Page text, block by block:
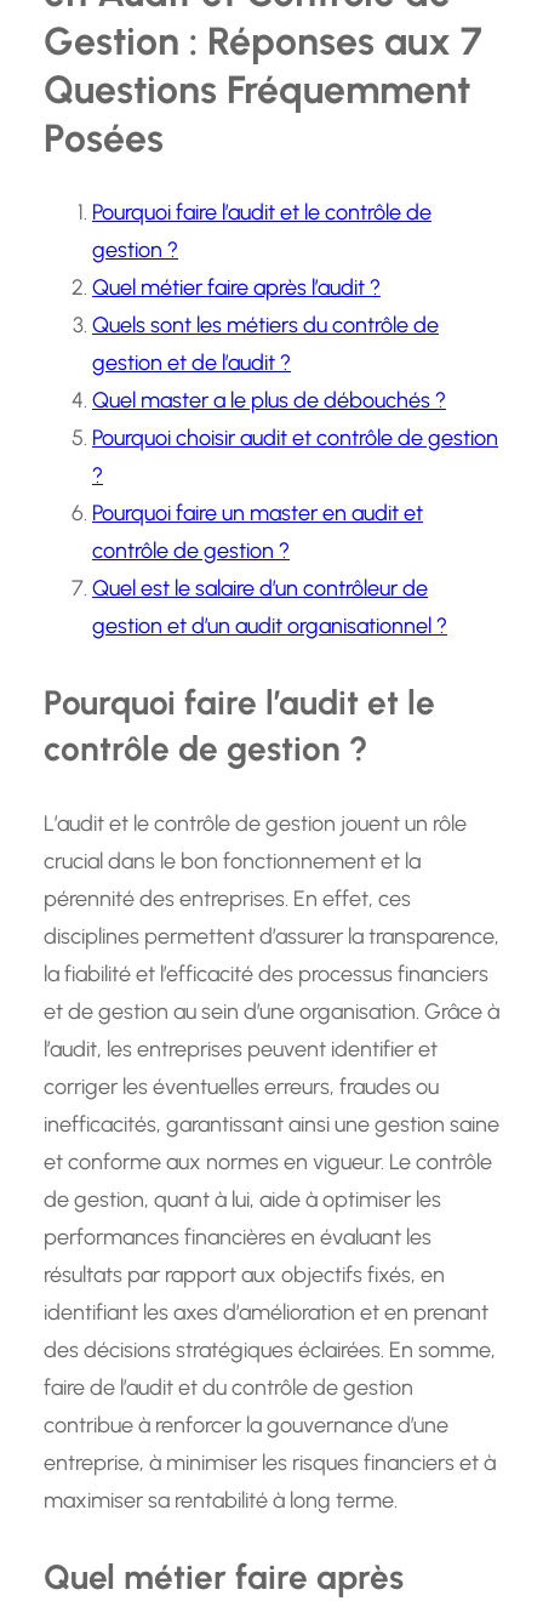
Gestion : Réponses aux 7
Questions Fréquemment
Posées
Pourquoi faire l’audit et le contrôle de
gestion ?
Quel métier faire après l’audit ?
Quels sont les métiers du contrôle de
gestion et de l’audit ?
Quel master a le plus de débouchés ?
Pourquoi choisir audit et contrôle de gestion
?
Pourquoi faire un master en audit et
contrôle de gestion ?
Quel est le salaire d’un contrôleur de
gestion et d’un audit organisationnel ?
Pourquoi faire l’audit et le
contrôle de gestion ?
L’audit et le contrôle de gestion jouent un rôle
crucial dans le bon fonctionnement et la
pérennité des entreprises. En effet, ces
disciplines permettent d’assurer la transparence,
la fiabilité et l’efficacité des processus financiers
et de gestion au sein d’une organisation. Grâce à
l’audit, les entreprises peuvent identifier et
corriger les éventuelles erreurs, fraudes ou
inefficacités, garantissant ainsi une gestion saine
et conforme aux normes en vigueur. Le contrôle
de gestion, quant à lui, aide à optimiser les
performances financières en évaluant les
résultats par rapport aux objectifs fixés, en
identifiant les axes d’amélioration et en prenant
des décisions stratégiques éclairées. En somme,
faire de l’audit et du contrôle de gestion
contribue à renforcer la gouvernance d’une
entreprise, à minimiser les risques financiers et à
maximiser sa rentabilité à long terme.
Quel métier faire après